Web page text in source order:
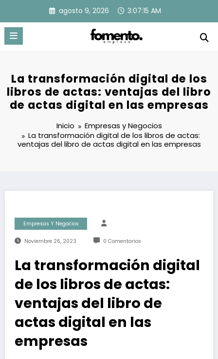
contenido
agosto 9, 2026 3:07:16 AM
La transformación digital de los
libros de actas: ventajas del libro
de actas digital en las empresas
Inicio
Empresas y Negocios
La transformación digital de los libros de actas:
ventajas del libro de actas digital en las empresas
Empresas Y Negocios
Noviembre 26, 2023 0 Comentarios
La transformación digital
de los libros de actas:
ventajas del libro de
actas digital en las
empresas